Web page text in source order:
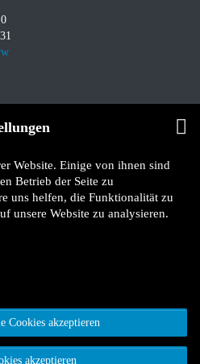
Website. Einige von ihnen sind
Betrieb der Seite zu
uns helfen, die Funktionalität zu
unsere Website zu analysieren.
Cookies akzeptieren
akzeptieren